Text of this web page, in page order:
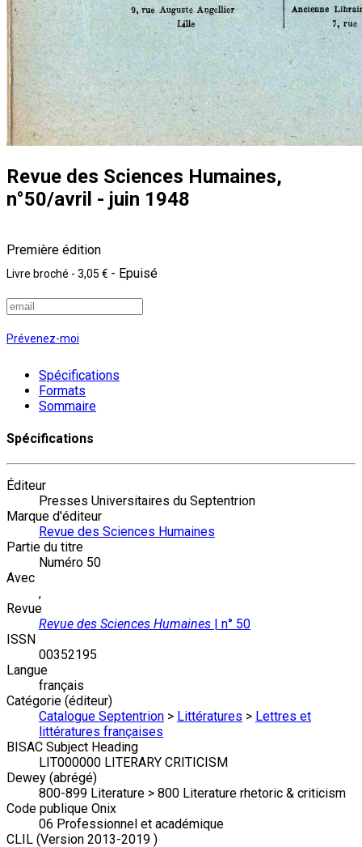
Revue des Sciences Humaines,
n°50/avril - juin 1948
Première édition
Livre broché - 3,05 € - Epuisé
Prévenez-moi
Spécifications
Formats
Sommaire
Spécifications
Éditeur
Presses Universitaires du Septentrion
Marque d'éditeur
Revue des Sciences Humaines
Partie du titre
Numéro 50
Avec
,
Revue
Revue des Sciences Humaines | n° 50
ISSN
00352195
Langue
français
Catégorie (éditeur)
Catalogue Septentrion > Littératures > Lettres et
littératures françaises
BISAC Subject Heading
LIT000000 LITERARY CRITICISM
Dewey (abrégé)
800-899 Literature > 800 Literature rhetoric & criticism
Code publique Onix
06 Professionnel et académique
CLIL (Version 2013-2019 )